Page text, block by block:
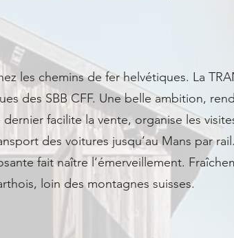
les chemins de fer helvétiques. La
des SBB CFF. Une belle ambition,
facilite la vente, organise les
des voitures jusqu’au Mans par rail.
fait naître l’émerveillement.
loin des montagnes suisses.